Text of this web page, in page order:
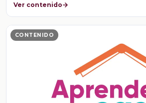
Ver contenido
CONTENIDO